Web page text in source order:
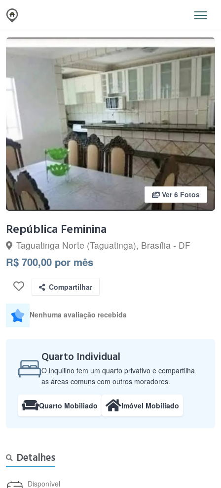
Ver 6 Fotos
República Feminina
Taguatinga Norte (Taguatinga), Brasília - DF
R$ 700,00 por mês
Compartilhar
Nenhuma avaliação recebida
Quarto Individual
O inquilino tem um quarto privativo e compartilha
as áreas comuns com outros moradores.
Quarto Mobiliado Imóvel Mobiliado
Detalhes
Disponível